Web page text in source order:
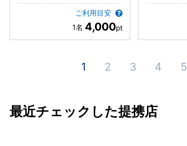
ご利用目安
4,000
1 2 3 4 5
最近チェックした提携店